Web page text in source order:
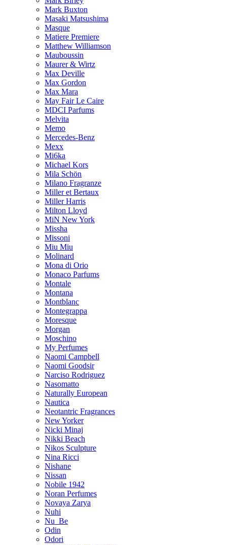
Mark Buxton
Masaki Matsushima
Masque
Matiere Premiere
Matthew Williamson
Mauboussin
Maurer & Wirtz
Max Deville
Max Gordon
Max Mara
May Fair Le Caire
MDCI Parfums
Melvita
Memo
Mercedes-Benz
Mexx
Mi6ka
Michael Kors
Mila Schön
Milano Fragranze
Miller et Bertaux
Miller Harris
Milton Lloyd
MiN New York
Missha
Missoni
Miu Miu
Molinard
Mona di Orio
Monaco Parfums
Montale
Montana
Montblanc
Montegrappa
Moresque
Morgan
Moschino
My Perfumes
Naomi Campbell
Naomi Goodsir
Narciso Rodriguez
Nasomatto
Naturally European
Nautica
Neotantric Fragrances
New Yorker
Nicki Minaj
Nikki Beach
Nikos Sculpture
Nina Ricci
Nishane
Nissan
Nobile 1942
Noran Perfumes
Novaya Zarya
Nuhi
Nu_Be
Odin
Odori